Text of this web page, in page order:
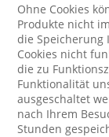
Ohne Cookies
Produkte nicht
die Speicherung
Cookies nicht
die zu
Funktionalität
ausgeschaltet
nach Ihrem
Stunden